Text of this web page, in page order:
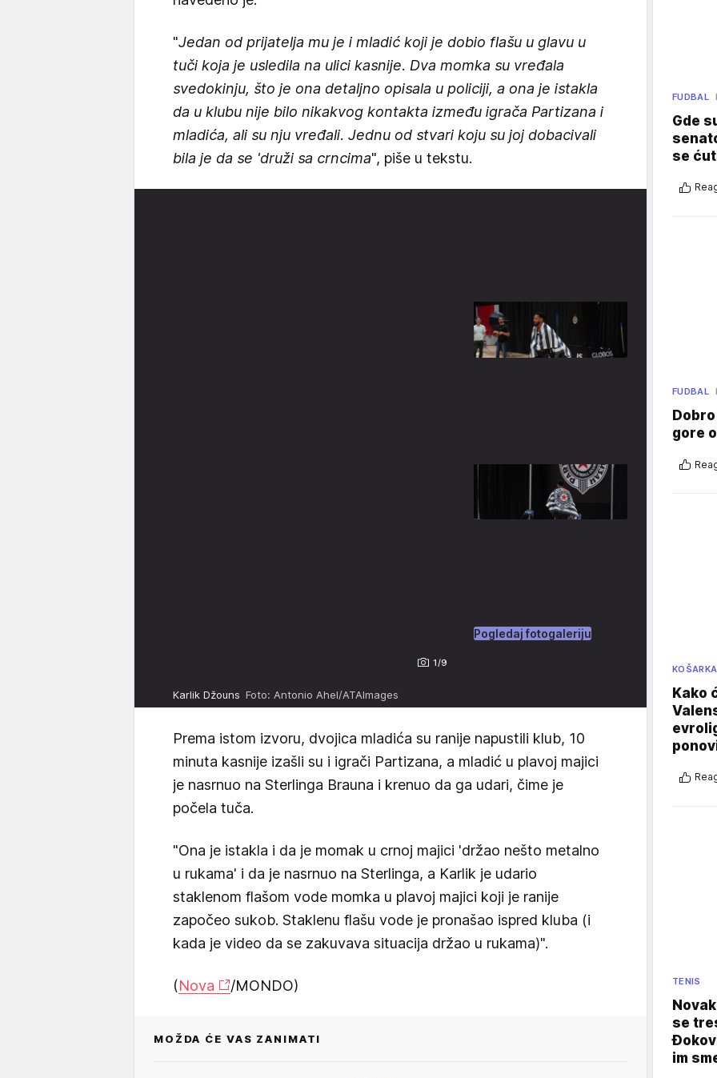
"Jedan od prijatelja mu je i mladić koji je dobio flašu u glavu u
tuči koja je usledila na ulici kasnije. Dva momka su vređala
svedokinju, što je ona detaljno opisala u policiji, a ona je istakla
da u klubu nije bilo nikakvog kontakta između igrača Partizana i
mladića, ali su nju vređali. Jednu od stvari koju su joj dobacivali
bila je da se 'druži sa crncima", piše u tekstu.
1/9
Pogledaj fotogaleriju
Karlik Džouns Foto: Antonio Ahel/ATAImages
Prema istom izvoru, dvojica mladića su ranije napustili klub, 10
minuta kasnije izašli su i igrači Partizana, a mladić u plavoj majici
je nasrnuo na Sterlinga Brauna i krenuo da ga udari, čime je
počela tuča.
"Ona je istakla i da je momak u crnoj majici 'držao nešto metalno
u rukama' i da je nasrnuo na Sterlinga, a Karlik je udario
staklenom flašom vode momka u plavoj majici koji je ranije
započeo sukob. Staklenu flašu vode je pronašao ispred kluba (i
kada je video da se zakuvava situacija držao u rukama)".
(Nova /MONDO)
MOŽDA ĆE VAS ZANIMATI
FUDBAL
Gde
se
FUDBAL
gore
KOŠARKA
Kako
TENIS
se
im